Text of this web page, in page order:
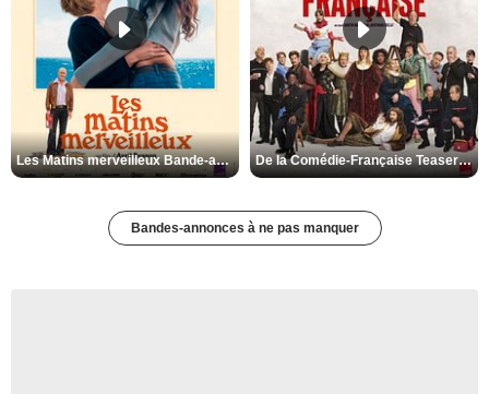
Les Matins merveilleux Bande-annonce VF De la Comédie-Française Teaser VF
Bandes-annonces à ne pas manquer